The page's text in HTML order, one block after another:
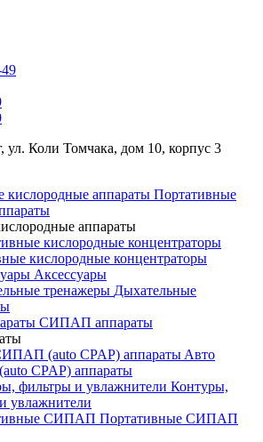
ул. Коли Томчака, дом 10, корпус 3
Портативные
аппараты
кислородные концентраторы
Аксессуары
Дыхательные
СИПАП аппараты
Aвто
CPAP) аппараты
Контуры,
увлажнители
Портативные СИПАП